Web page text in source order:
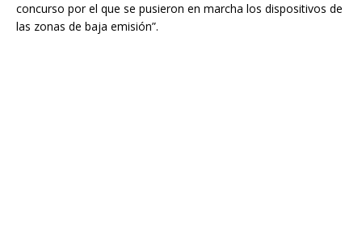
concurso por el que se pusieron en marcha los dispositivos de
las zonas de baja emisión”.